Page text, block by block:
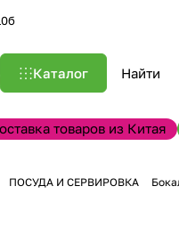
Каталог
товаров из Китая
ПОСУДА И СЕРВИРОВКА